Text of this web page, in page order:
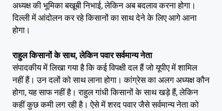
अध्यक्ष की भूमिका बखूबी निभाई, लेकिन अब बदलाव करना होगा।
दिल्ली में आंदोलन कर रहे किसानों का साथ देने के लिए आगे आना
होगा।
राहुल किसानों के साथ, लेकिन पवार सर्वमान्य नेता
संपादकीय में लिखा गया है कि कई विपक्षी दल हैं जो यूपीए में शामिल
नहीं हैं। उन दलों को साथ लाना होगा। कांग्रेस का अलग अध्यक्ष कौन
होगा, यह साफ नहीं है। राहुल गांधी किसानों के साथ खड़े हैं, लेकिन
कहीं कुछ कमी लग रही है। ऐसे में शरद पवार जैसे सर्वमान्य नेता को